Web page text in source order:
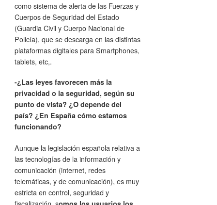
como sistema de alerta de las Fuerzas y
Cuerpos de Seguridad del Estado
(Guardia Civil y Cuerpo Nacional de
Policía), que se descarga en las distintas
plataformas digitales para Smartphones,
tablets, etc,.
-¿Las leyes favorecen más la
privacidad o la seguridad, según su
punto de vista? ¿O depende del
país? ¿En España cómo estamos
funcionando?
Aunque la legislación española relativa a
las tecnologías de la información y
comunicación (internet, redes
telemáticas, y de comunicación), es muy
estricta en control, seguridad y